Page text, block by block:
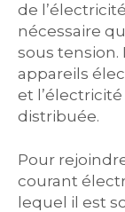
de
nécessaire
sous tension.
appareils
et
distribuée.
Pour
courant
lequel il est